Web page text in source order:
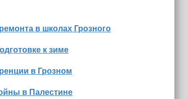
в школах Грозного
к зиме
в Грозном
в Палестине